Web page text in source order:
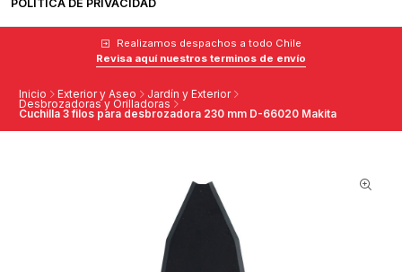
POLÍTICA DE PRIVACIDAD
Realizamos despachos a todo Chile
Revisa aquí nuestros terminos de envío
Inicio Exterior y Aseo Jardín y Exterior
Desbrozadoras y Orilladoras
Cuchilla 3 filos para desbrozadora 230 mm D-66020 Makita